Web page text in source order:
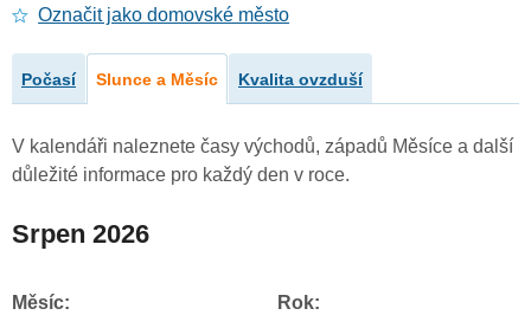
Označit jako domovské město
Počasí Slunce a Měsíc Kvalita ovzduší
V kalendáři naleznete časy východů, západů Měsíce a další
důležité informace pro každý den v roce.
Srpen 2026
Měsíc: Rok: